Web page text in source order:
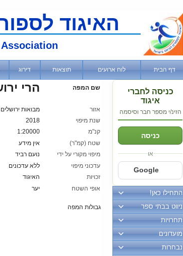
האיגוד
דף הבית לוח ארועים תוצאות דירוג
שם המפה הרי
אזור
מבואות ירושלים
שנת מיפוי
2018
קנ"מ
1:20000
שטח (קמ"ר)
אין מידע
מיפוי מקורי על ידי
נועם רביד
עדכוני מיפוי
ללא עדכונים
זכויות
האיגוד
אופי השטח
יער
גבולות המפה
כניסה לחברי
איגוד
הזינ/י מספר חבר וסיסמה
כניסה
או
Google
התחילו כאן!
ניווט בבתי ספר
תחרויות
מועדונים
נבחרות